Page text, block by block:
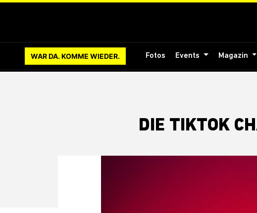
WAR DA. KOMME WIEDER. Fotos Events Magazin
DIE TIKTOK